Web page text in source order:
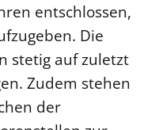
entschlossen,
Die
stetig auf zuletzt
Zudem stehen
der